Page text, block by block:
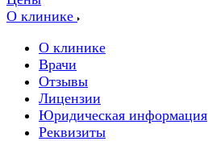
О клинике
О клинике
Врачи
Отзывы
Лицензии
Юридическая информация
Реквизиты